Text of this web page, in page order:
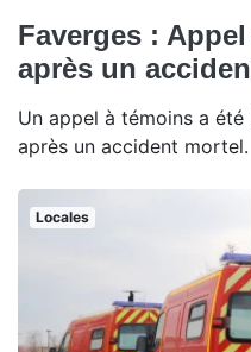
Faverges :
après un
Un appel à témoins a
après un accident mortel.
Locales